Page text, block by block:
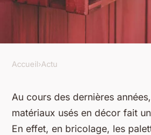
Comment faire
palettes ?
Accueil›Actu
Au cours des dernières
matériaux usés en décor fait
En effet, en bricolage, les